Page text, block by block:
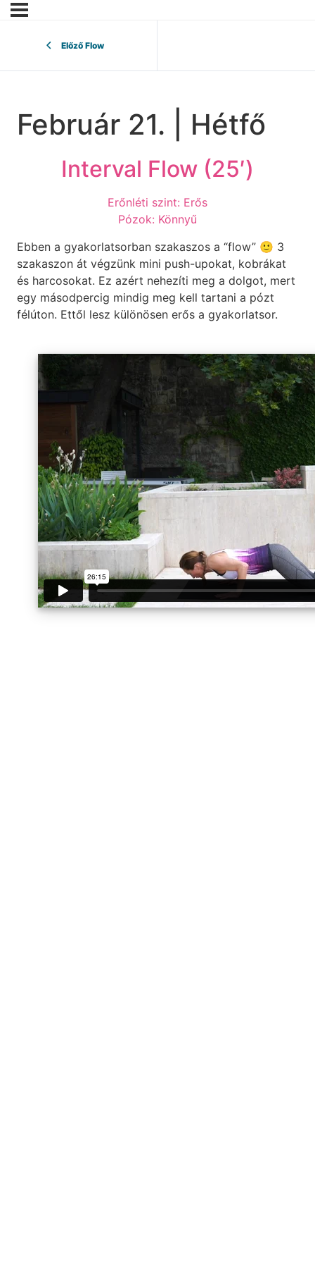
Előző Flow
Február 21. | Hétfő
Interval Flow (25′)
Erőnléti szint: Erős
Pózok: Könnyű
Ebben a gyakorlatsorban szakaszos a “flow” 🙂 3
szakaszon át végzünk mini push-upokat, kobrákat
és harcosokat. Ez azért nehezíti meg a dolgot, mert
egy másodpercig mindig meg kell tartani a pózt
félúton. Ettől lesz különösen erős a gyakorlatsor.